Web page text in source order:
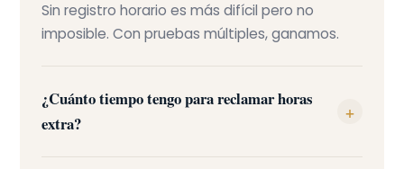
Sin registro horario es más difícil pero no
imposible. Con pruebas múltiples, ganamos.
¿Cuánto tiempo tengo para reclamar horas
extra?
+